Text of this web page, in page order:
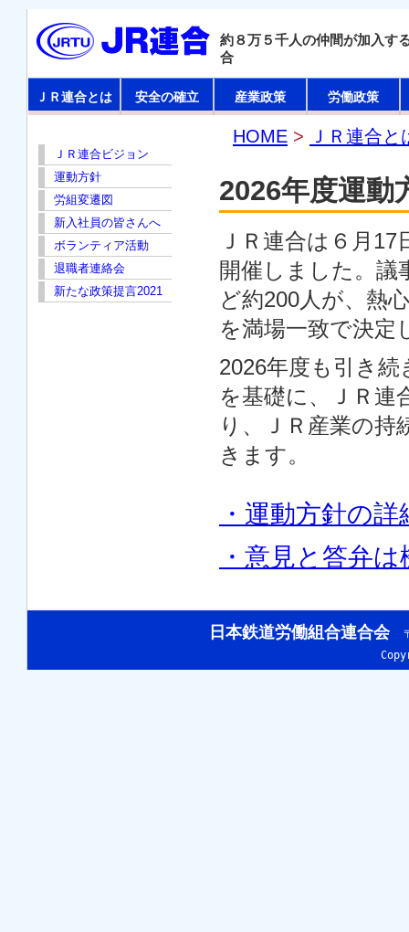
約８万５千人の仲間が加入す
合
ＪＲ連合とは 安全の確立 産業政策 労働政策
ＪＲ連合ビジョン
運動方針
労組変遷図
新入社員の皆さんへ
ボランティア活動
退職者連絡会
新たな政策提言2021
HOME > ＪＲ連合と
2026年度運動
ＪＲ連合は６月
開催しました。議
ど約200人が、熱
を満場一致で決定
2026年度も引き
を基礎に、ＪＲ連
り、ＪＲ産業の持
きます。
・運動方針の
・意見と答弁
日本鉄道労働組合連合会